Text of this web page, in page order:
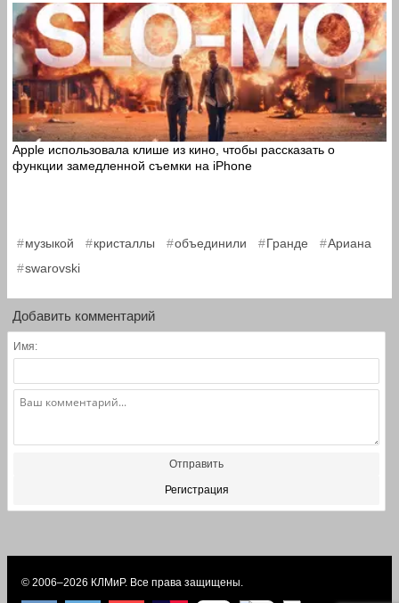
Apple использовала клише из кино, чтобы рассказать о
функции замедленной съемки на iPhone
музыкой кристаллы объединили Гранде Ариана
swarovski
Добавить комментарий
Имя:
Отправить
Регистрация
© 2006–2026 КЛМиP. Все права защищены.